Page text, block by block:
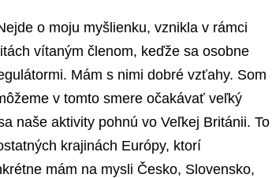
o moju myšlienku, vznikla v rámci
vítaným členom, keďže sa osobne
Mám s nimi dobré vzťahy. Som
v tomto smere očakávať veľký
naše aktivity pohnú vo Veľkej Británii. To
krajinách Európy, ktorí
mám na mysli Česko, Slovensko,